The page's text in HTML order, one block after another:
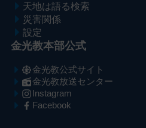
天地は語る検索
災害関係
設定
金光教本部公式
金光教公式サイト
金光教放送センター
Instagram
Facebook